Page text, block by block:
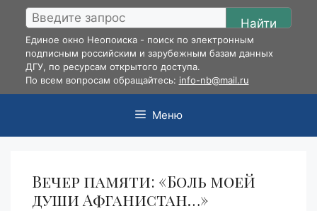
Перейти
содержимому
Найти
Единое окно Неопоиска - поиск по электронным
подписным российским и зарубежным базам данных
ДГУ, по ресурсам открытого доступа.
По всем вопросам обращайтесь: info-nb@mail.ru
Меню
Вечер памяти: «Боль моей
души Афганистан…»